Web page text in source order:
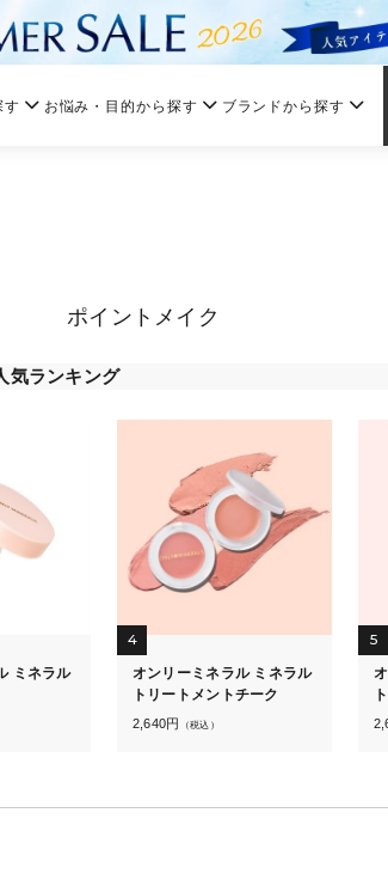
す お悩み・目的から探す ブランドから探す
ポイントメイク
気ランキング
ミネラル
4
オンリーミネラル ミネラル
トリートメントチーク
2,640円 （税込）
5